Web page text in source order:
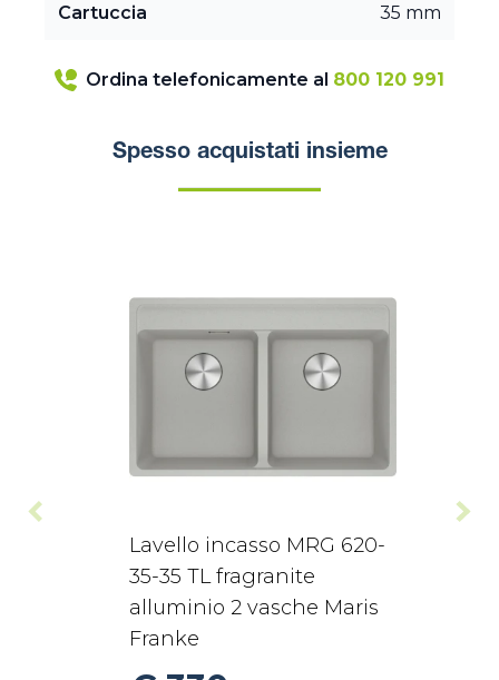
Cartuccia 35 mm
Ordina telefonicamente al 800 120 991
Spesso acquistati insieme
Lavello incasso MRG 620-
35-35 TL fragranite
alluminio 2 vasche Maris
Franke